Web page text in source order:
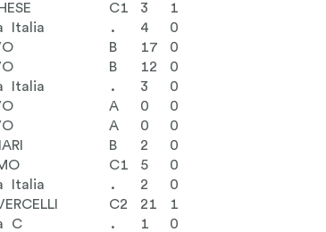
C1 3
1
Italia
. 4
0
B 17
0
B 12
0
Italia
. 3
0
A 0
0
A 0
0
B 2
0
C1 5
0
Italia
. 2
0
C2 21
1
C
. 1
0